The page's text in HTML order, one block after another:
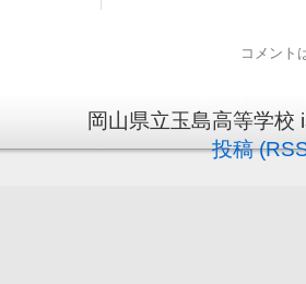
コメント
岡山県立玉島高等学
投稿